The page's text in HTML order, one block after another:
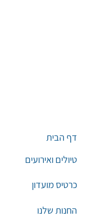
דף הבית
טיולים ואירועים
כרטיס מועדון
החנות שלנו